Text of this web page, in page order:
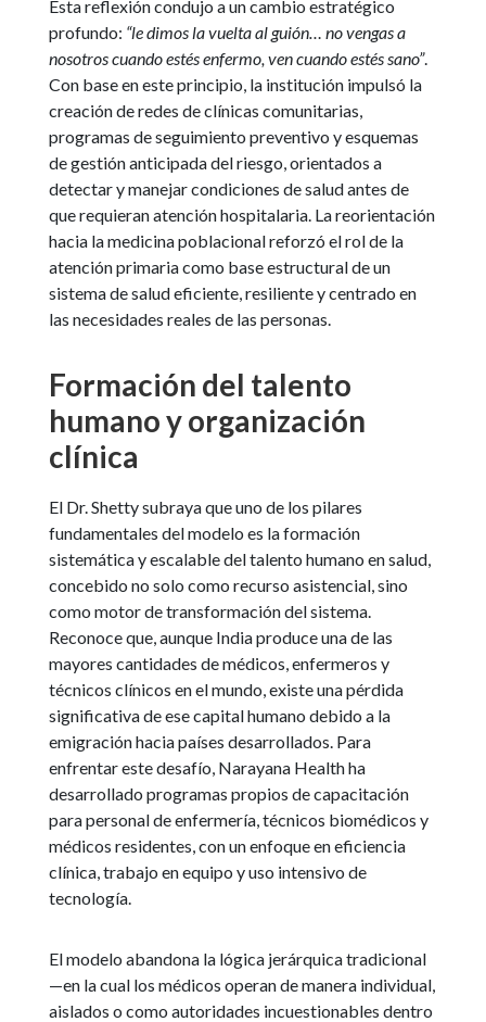
Esta reflexión condujo a un cambio estratégico
profundo: “le dimos la vuelta al guión… no vengas a
nosotros cuando estés enfermo, ven cuando estés sano”.
Con base en este principio, la institución impulsó la
creación de redes de clínicas comunitarias,
programas de seguimiento preventivo y esquemas
de gestión anticipada del riesgo, orientados a
detectar y manejar condiciones de salud antes de
que requieran atención hospitalaria. La reorientación
hacia la medicina poblacional reforzó el rol de la
atención primaria como base estructural de un
sistema de salud eficiente, resiliente y centrado en
las necesidades reales de las personas.
Formación del talento
humano y organización
clínica
El Dr. Shetty subraya que uno de los pilares
fundamentales del modelo es la formación
sistemática y escalable del talento humano en salud,
concebido no solo como recurso asistencial, sino
como motor de transformación del sistema.
Reconoce que, aunque India produce una de las
mayores cantidades de médicos, enfermeros y
técnicos clínicos en el mundo, existe una pérdida
significativa de ese capital humano debido a la
emigración hacia países desarrollados. Para
enfrentar este desafío, Narayana Health ha
desarrollado programas propios de capacitación
para personal de enfermería, técnicos biomédicos y
médicos residentes, con un enfoque en eficiencia
clínica, trabajo en equipo y uso intensivo de
tecnología.
El modelo abandona la lógica jerárquica tradicional
—en la cual los médicos operan de manera individual,
aislados o como autoridades incuestionables dentro